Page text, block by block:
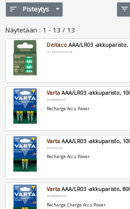
sort Pisteytys filter_list
Näytetään : 1 - 13 / 13
Deltaco AAA/LR03 -
ULT-NH1000AAA-4P
Varta AAA/LR03 -akkuparisto,
4008496594375
Recharge Accu Power
Varta AAA/LR03 -akkuparisto,
05703301402
Recharge Accu Power
Varta AAA/LR03 -akkuparisto,
4008496550579
Recharge Charge Accu Power